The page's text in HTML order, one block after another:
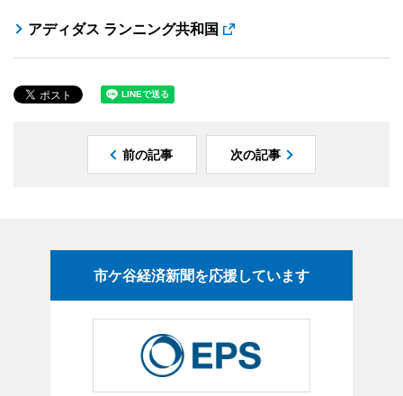
アディダス ランニング共和国
前の記事 次の記事
市ケ谷経済新聞を応援しています